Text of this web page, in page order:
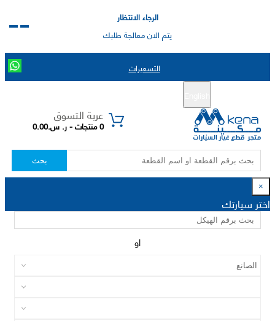
الرجاء الانتظار
يتم الان معالجة طلبك
التسعيرات
عربة التسوق
0 منتجات - ر. س.0.00
بحث
×
اختر سيارتك
او